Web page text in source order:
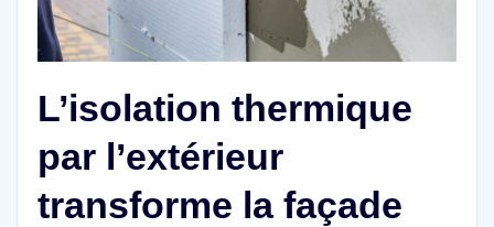
L’isolation thermique
par l’extérieur
transforme la façade